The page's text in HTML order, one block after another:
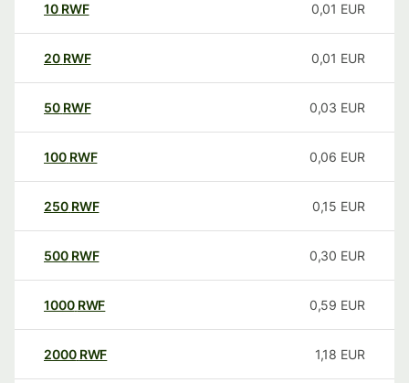
10 RWF 0,01 EUR
20 RWF 0,01 EUR
50 RWF 0,03 EUR
100 RWF 0,06 EUR
250 RWF 0,15 EUR
500 RWF 0,30 EUR
1000 RWF 0,59 EUR
2000 RWF 1,18 EUR